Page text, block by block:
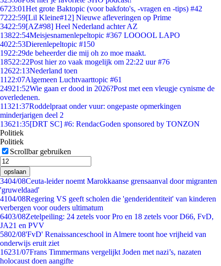
6723:01Het grote Baktopic (voor bakfoto's, -vragen en -tips) #42
7222:59[Lil Kleine#12] Nieuwe afleveringen op Prime
3422:59[AZ#98] Heel Nederland achter AZ
13822:54Meisjesnamenlepeltopic #367 LOOOOL LAPO
4022:53Dierenlepeltopic #150
1922:29de beheerder die mij oh zo moe maakt.
18522:22Post hier zo vaak mogelijk om 22:22 uur #76
12622:13Nederland toen
11 22:07Algemeen Luchtvaarttopic #61
24921:52Wie gaan er dood in 2026?Post met een vleugje cynisme de
overledenen.
11321:37Roddelpraat onder vuur: ongepaste opmerkingen
minderjarigen deel 2
13621:35[DRT SC] #6: RendacGoden sponsored by TONZON
Politiek
Politiek
Scrollbar gebruiken
opslaan
3404/08Ceuta-leider noemt Marokkaanse grensaanval door migranten
'gruweldaad'
4104/08Regering VS geeft scholen die 'genderidentiteit' van kinderen
verbergen voor ouders ultimatum
6403/08Zetelpeiling: 24 zetels voor Pro en 18 zetels voor D66, FvD,
JA21 en PVV
5802/08'FvD' Renaissanceschool in Almere toont hoe vrijheid van
onderwijs eruit ziet
16231/07Frans Timmermans vergelijkt Joden met nazi’s, nazaten
holocaust doen aangifte